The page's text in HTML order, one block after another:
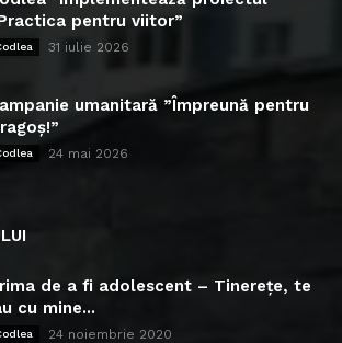
pentru viitor”
31 iulie 2026
umanitară ”Împreună pentru
24 mai 2026
de a fi adolescent – Tinerețe, te
cu mine...
24 noiembrie 2020